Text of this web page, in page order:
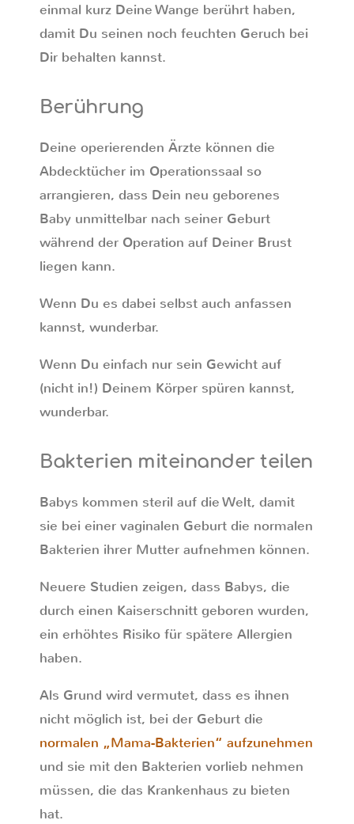
einmal kurz Deine Wange berührt haben,
damit Du seinen noch feuchten Geruch bei
Dir behalten kannst.
Berührung
Deine operierenden Ärzte können die
Abdecktücher im Operationssaal so
arrangieren, dass Dein neu geborenes
Baby unmittelbar nach seiner Geburt
während der Operation auf Deiner Brust
liegen kann.
Wenn Du es dabei selbst auch anfassen
kannst, wunderbar.
Wenn Du einfach nur sein Gewicht auf
(nicht in!) Deinem Körper spüren kannst,
wunderbar.
Bakterien miteinander teilen
Babys kommen steril auf die Welt, damit
sie bei einer vaginalen Geburt die normalen
Bakterien ihrer Mutter aufnehmen können.
Neuere Studien zeigen, dass Babys, die
durch einen Kaiserschnitt geboren wurden,
ein erhöhtes Risiko für spätere Allergien
haben.
Als Grund wird vermutet, dass es ihnen
nicht möglich ist, bei der Geburt die
normalen „Mama-Bakterien“ aufzunehmen
und sie mit den Bakterien vorlieb nehmen
müssen, die das Krankenhaus zu bieten
hat.